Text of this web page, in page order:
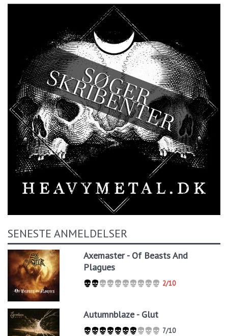
SENESTE ANMELDELSER
Axemaster - Of Beasts And
Plagues
2/10
Autumnblaze - Glut
7/10